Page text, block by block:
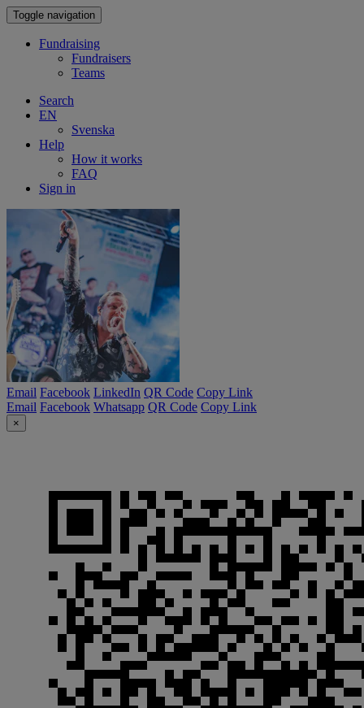
Toggle navigation
Fundraising
Fundraisers
Teams
Search
EN
Svenska
Help
How it works
FAQ
Sign in
Email Facebook LinkedIn QR Code Copy Link
Email Facebook Whatsapp QR Code Copy Link
×